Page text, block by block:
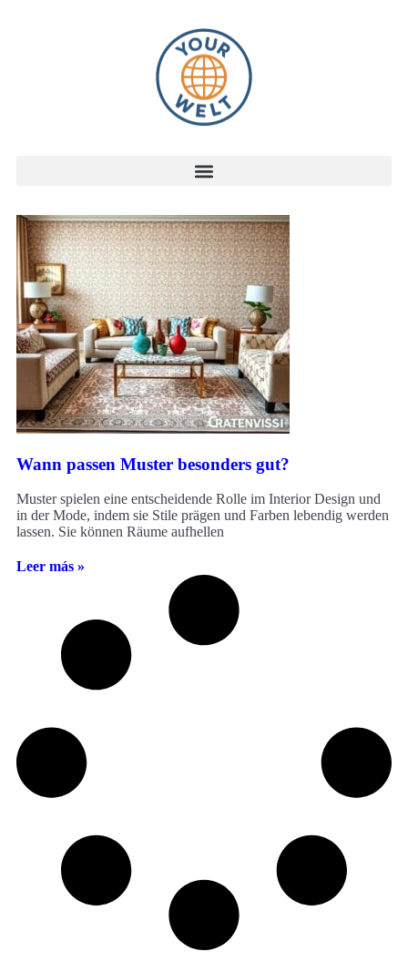
Wann passen Muster besonders gut?
Muster spielen eine entscheidende Rolle im Interior Design und
in der Mode, indem sie Stile prägen und Farben lebendig werden
lassen. Sie können Räume aufhellen
Leer más »